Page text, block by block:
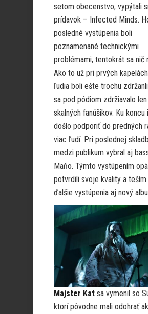
setom obecenstvo, vypýtali
prídavok – Infected Minds.
posledné vystúpenia boli
poznamenané technickými
problémami, tentokrát sa nič
Ako to už pri prvých
ľudia boli ešte trochu
sa pod pódiom zdržiavalo
skalných fanúšikov. Ku koncu
došlo podporiť do predných
viac ľudí. Pri poslednej
medzi publikum vybral aj
Maňo. Týmto vystúpením
potvrdili svoje kvality a teším
ďalšie vystúpenia aj nový
Majster Kat sa vymenil so
ktorí pôvodne mali odohrať